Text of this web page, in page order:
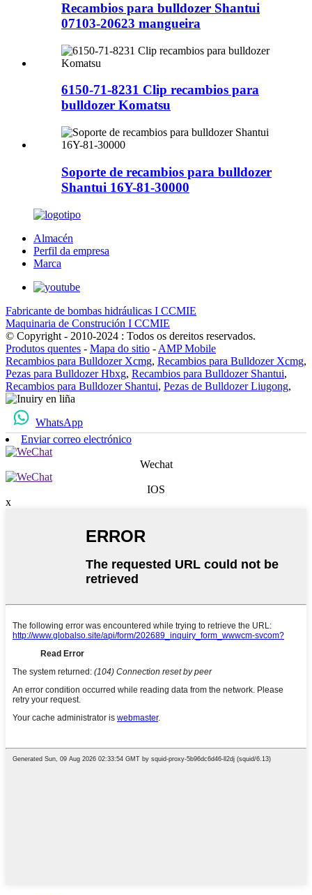
Recambios para bulldozer Shantui
07103-20623 mangueira
6150-71-8231 Clip recambios para
bulldozer Komatsu
Soporte de recambios para bulldozer
Shantui 16Y-81-30000
Almacén
Perfil da empresa
Marca
Fabricante de bombas hidráulicas I CCMIE
Maquinaria de Construción I CCMIE
© Copyright - 2010-2024 : Todos os dereitos reservados.
Produtos quentes - Mapa do sitio - AMP Mobile
Recambios para Bulldozer Xcmg, Recambios para Bulldozer Xcmg,
Pezas para Bulldozer Hbxg, Recambios para Bulldozer Shantui,
Recambios para Bulldozer Shantui, Pezas de Bulldozer Liugong,
WhatsApp
Enviar correo electrónico
Wechat
IOS
x